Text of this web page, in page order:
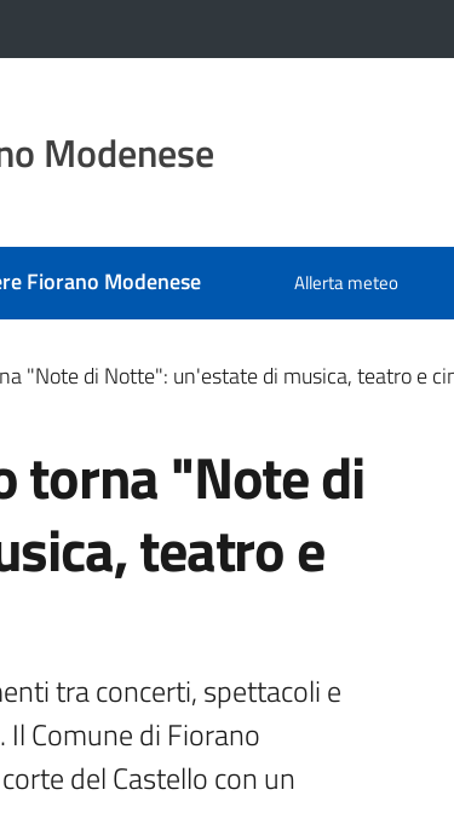
Modenese
Fiorano Modenese Allerta meteo
"Note di Notte": un'estate di musica, teatro e
torna "Note di
teatro e
tra concerti, spettacoli e
Comune di Fiorano
del Castello con un